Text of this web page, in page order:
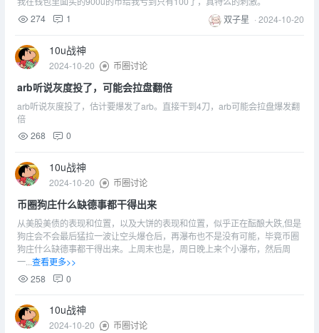
274
1 双子星 · 2024-10-20
10u战神
2024-10-20 币圈讨论
arb听说灰度投了，可能会拉盘翻倍
arb听说灰度投了，估计要爆发了arb。直接干到4刀，arb可能会拉盘爆发翻
倍
268
0
10u战神
2024-10-20 币圈讨论
币圈狗庄什么缺德事都干得出来
从美股美债的表现和位置，以及大饼的表现和位置，似乎正在酝酿大跌,但是
狗庄会不会最后猛拉一波让空头爆仓后，再瀑布也不是没有可能，毕竟币圈
狗庄什么缺德事都干得出来。上周末也是，周日晚上来个小瀑布，然后周
一...查看更多>>
258
0
10u战神
2024-10-20 币圈讨论